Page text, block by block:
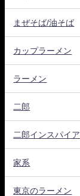
まぜそば/油そば
カップラーメン
ラーメン
二郎
二郎インスパイア
家系
東京のラーメン